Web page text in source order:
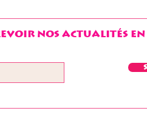
tous !!!nos actualités en